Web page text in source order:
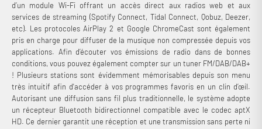
d’un module Wi-Fi offrant un accès direct aux radios web et aux
services de streaming (Spotify Connect, Tidal Connect, Qobuz, Deezer,
etc). Les protocoles AirPlay 2 et Google ChromeCast sont également
pris en charge pour diffuser de la musique non compressée depuis vos
applications. Afin d’écouter vos émissions de radio dans de bonnes
conditions, vous pouvez également compter sur un tuner FM/DAB/DAB+
! Plusieurs stations sont évidemment mémorisables depuis son menu
très intuitif afin d'accéder à vos programmes favoris en un clin d’œil.
Autorisant une diffusion sans fil plus traditionnelle, le système adopte
un récepteur Bluetooth bidirectionnel compatible avec le codec aptX
HD. Ce dernier garantit une réception et une transmission sans perte ni